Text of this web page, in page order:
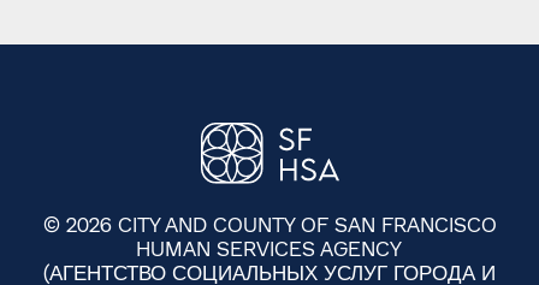
© 2026 CITY AND COUNTY OF SAN FRANCISCO
HUMAN SERVICES AGENCY
(АГЕНТСТВО СОЦИАЛЬНЫХ УСЛУГ ГОРОДА И